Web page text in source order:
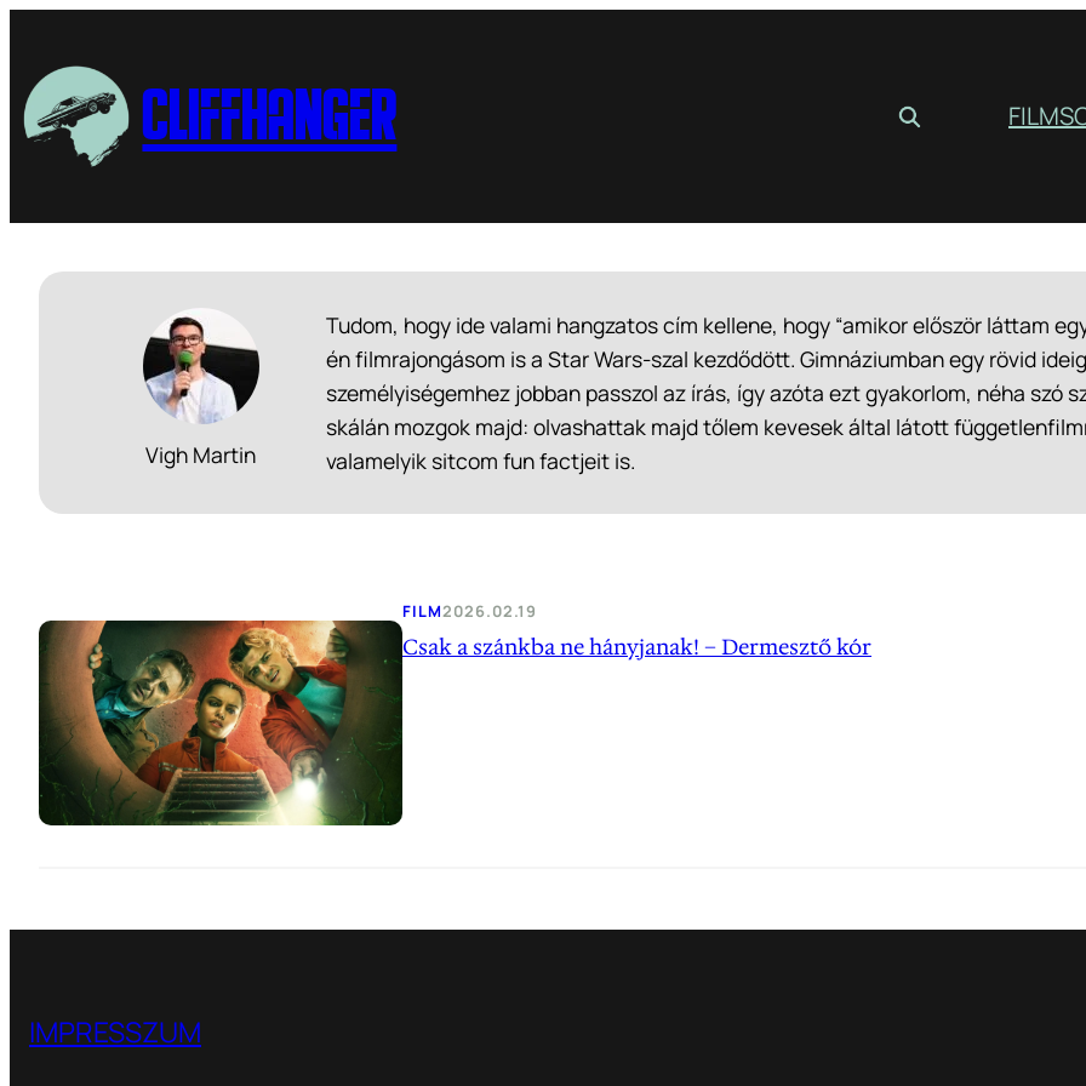
Cliffhanger FILM
Vigh Martin
Tudom, hogy ide valami hangzatos cím kellene, hogy “amikor először láttam
én filmrajongásom is a Star Wars-szal kezdődött. Gimnáziumban egy rövid
személyiségemhez jobban passzol az írás, így azóta ezt gyakorlom, néha szó
skálán mozgok majd: olvashattak majd tőlem kevesek által látott
valamelyik sitcom fun factjeit is.
FILM2026.02.19
Csak a szánkba ne hányjanak! – Dermesztő kór
IMPRESSZUM